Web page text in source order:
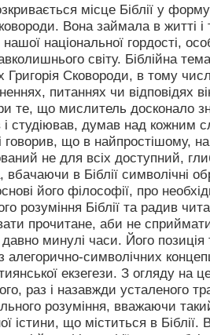
місце Біблії у
Вона займала в житті і
національної гордості,
світу. Біблійна
Григорія Сковороди, в тому
питаннях чи відповідях
те, що мислитель досконало
і студіював, думав над кожним
говорив, що в найпростішому,
не для всіх доступний,
вбачаючи в Біблії символічні
його філософії, про
розуміння Біблії та радив
прочитане, аби не
давно минулі часи. Його
алегорично-символічних
екзегези. З огляду на
раз і назавжди усталеного
розуміння, вважаючи
істини, що міститься в